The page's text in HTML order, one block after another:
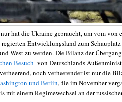
hat die Ukraine gebraucht, um vom von
Entwicklungsland zum
West zu werden. Die Bilanz der
Besuch von Deutschlands
noch verheerender ist nur die
und Berlin, die im November
mit einem Regimewechsel an der